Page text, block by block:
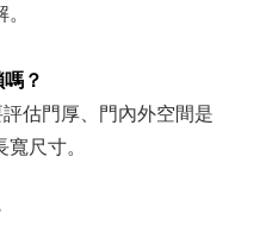
？
估門厚、門內外空間是
尺寸。